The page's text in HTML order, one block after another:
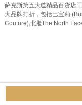
萨克斯第五大道精品百货店
大品牌打折，包括巴宝莉
Couture),北脸The North